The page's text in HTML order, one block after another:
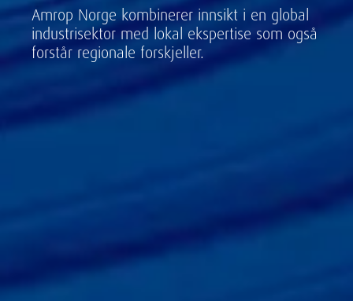
Amrop Norge kombinerer innsikt i en global
industrisektor med lokal ekspertise som også
forstår regionale forskjeller.